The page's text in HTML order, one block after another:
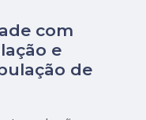
com
e
de